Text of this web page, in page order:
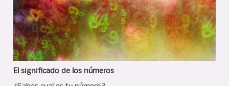
El significado de los números